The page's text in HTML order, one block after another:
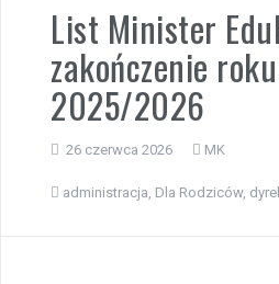
List Minister
zakończenie
2025/2026
26 czerwca 2026 MK
administracja Dla Rodziców,